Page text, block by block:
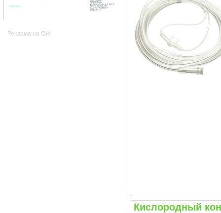
Реклама на OH:
Кислородный